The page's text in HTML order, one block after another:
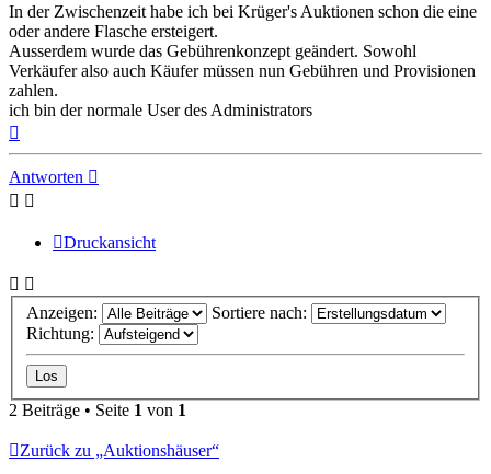
In der Zwischenzeit habe ich bei Krüger's Auktionen schon die eine
oder andere Flasche ersteigert.
Ausserdem wurde das Gebührenkonzept geändert. Sowohl
Verkäufer also auch Käufer müssen nun Gebühren und Provisionen
zahlen.
ich bin der normale User des Administrators
Antworten
Druckansicht
Anzeigen:
Sortiere nach:
Richtung:
2 Beiträge • Seite 1 von 1
Zurück zu „Auktionshäuser“